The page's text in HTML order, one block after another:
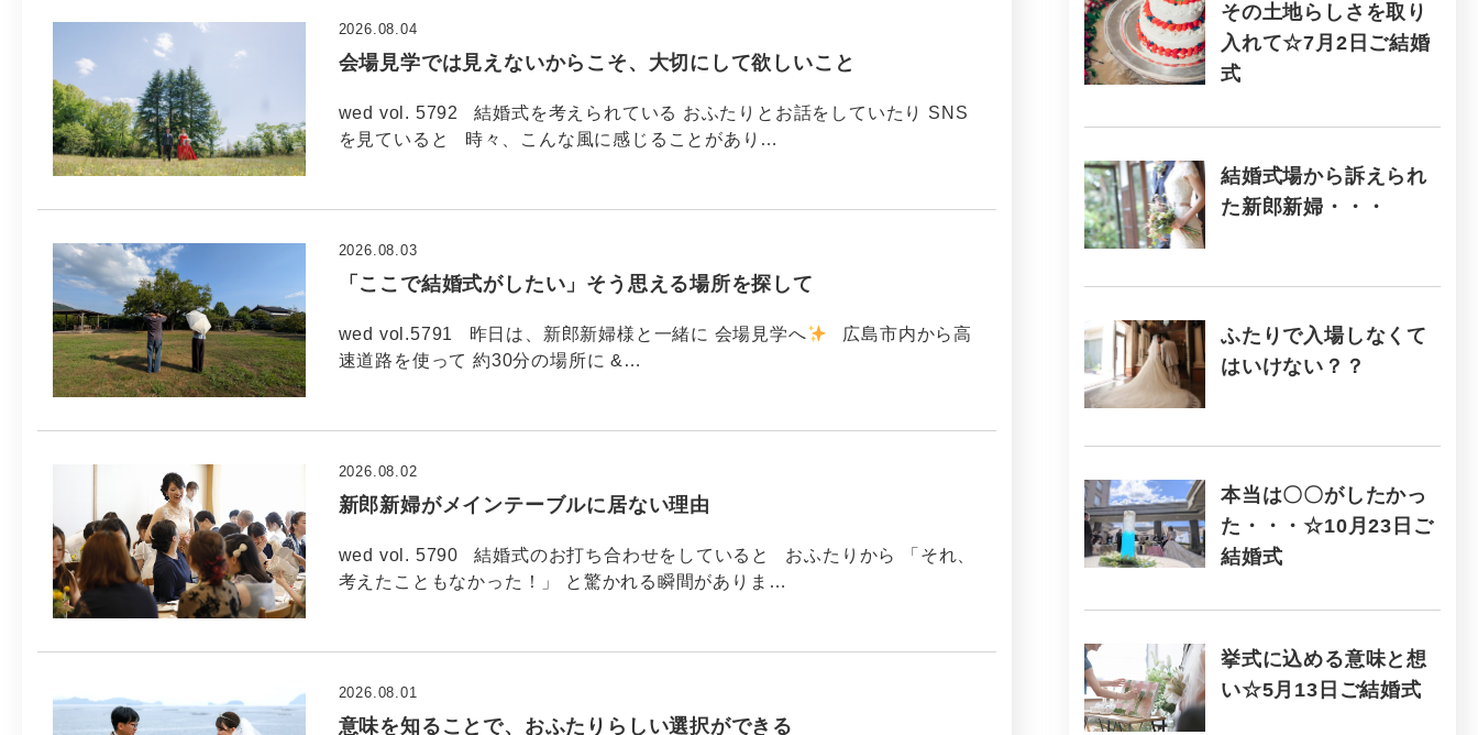
会場見学では見えないからこそ、大切にして欲しいこと
2026.08.04
wed vol. 5792 結婚式を考えられている おふたりとお話をしていたり SNS
を見ていると 時々、こんな風に感じることがあり…
「ここで結婚式がしたい」そう思える場所を探して
2026.08.03
wed vol.5791 昨日は、新郎新婦様と一緒に 会場見学へ
広島市内から高
速道路を使って 約30分の場所に &…
新郎新婦がメインテーブルに居ない理由
2026.08.02
wed vol. 5790 結婚式のお打ち合わせをしていると おふたりから 「それ、
考えたこともなかった！」 と驚かれる瞬間がありま…
意味を知ることで、おふたりらしい選択ができる
2026.08.01
その土地らしさを取り
入れて☆7月2日ご結婚
式
結婚式場から訴えられ
た新郎新婦・・・
ふたりで入場しなくて
はいけない？？
本当は〇〇がしたかっ
た・・・☆10月23日ご
結婚式
挙式に込める意味と想
い☆5月13日ご結婚式